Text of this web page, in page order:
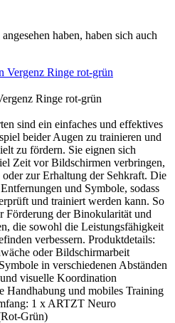
haben, haben sich auch
Ringe rot-grün
sind ein einfaches und effektives
beider Augen zu trainieren und
zu fördern. Sie eignen sich
Zeit vor Bildschirmen verbringen,
zur Erhaltung der Sehkraft. Die
und Symbole, sodass
und trainiert werden kann. So
Förderung der Binokularität und
die sowohl die Leistungsfähigkeit
verbessern. Produktdetails:
oder Bildschirmarbeit
in verschiedenen Abständen
visuelle Koordination
Handhabung und mobiles Training
1 x ARTZT Neuro
Grün)